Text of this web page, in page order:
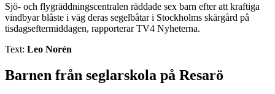
Sjö- och flygräddningscentralen räddade sex barn efter att kraftiga
vindbyar blåste i väg deras segelbåtar i Stockholms skärgård på
tisdagseftermiddagen, rapporterar TV4 Nyheterna.
Text: Leo Norén
Barnen från seglarskola på Resarö